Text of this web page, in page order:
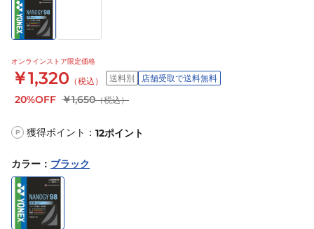
オンラインストア限定価格
￥1,320 （税込） 送料別 店舗受取で送料無料
20%OFF ￥1,650（税込）
P 獲得ポイント： 12ポイント
カラー ： ブラック